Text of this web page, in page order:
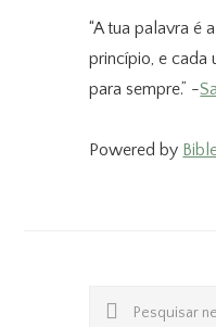
“A tua palavra é
princípio, e cada
para sempre.” -
Powered by
Pesquisar